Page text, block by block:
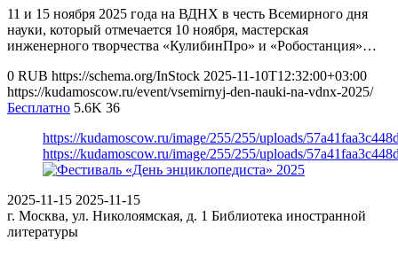
11 и 15 ноября 2025 года на ВДНХ в честь Всемирного дня
науки, который отмечается 10 ноября, мастерская
инженерного творчества «КулибинПро» и «Робостанция»…
0 RUB https://schema.org/InStock 2025-11-10T12:32:00+03:00
https://kudamoscow.ru/event/vsemirnyj-den-nauki-na-vdnx-2025/
Бесплатно 5.6K 36
https://kudamoscow.ru/image/255/255/uploads/
https://kudamoscow.ru/image/255/255/uploads/
2025-11-15 2025-11-15
г. Москва, ул. Николоямская, д. 1 Библиотека иностранной
литературы